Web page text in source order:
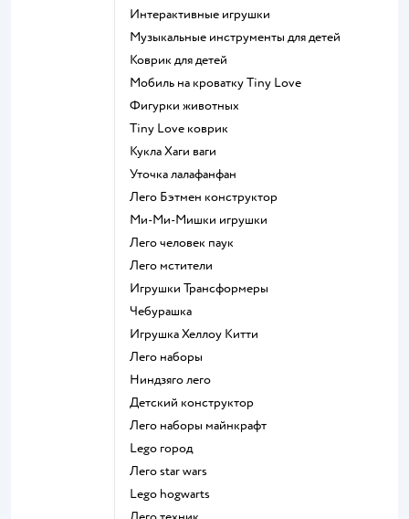
Интерактивные игрушки
Музыкальные инструменты для детей
Коврик для детей
Мобиль на кроватку Tiny Love
Фигурки животных
Tiny Love коврик
Кукла Хаги ваги
Уточка лалафанфан
Лего Бэтмен конструктор
Ми-Ми-Мишки игрушки
Лего человек паук
Лего мстители
Игрушки Трансформеры
Чебурашка
Игрушка Хеллоу Китти
Лего наборы
Ниндзяго лего
Детский конструктор
Лего наборы майнкрафт
Lego город
Лего star wars
Lego hogwarts